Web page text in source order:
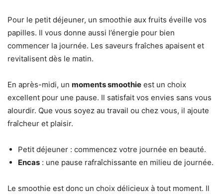
Pour le petit déjeuner, un smoothie aux fruits éveille vos
papilles. Il vous donne aussi l’énergie pour bien
commencer la journée. Les saveurs fraîches apaisent et
revitalisent dès le matin.
En après-midi, un moments smoothie est un choix
excellent pour une pause. Il satisfait vos envies sans vous
alourdir. Que vous soyez au travail ou chez vous, il ajoute
fraîcheur et plaisir.
Petit déjeuner : commencez votre journée en beauté.
Encas : une pause rafraîchissante en milieu de journée.
Le smoothie est donc un choix délicieux à tout moment. Il